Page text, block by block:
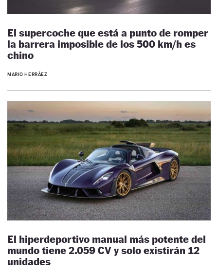
El supercoche que está a punto de romper
la barrera imposible de los 500 km/h es
chino
MARIO HERRÁEZ
El hiperdeportivo manual más potente del
mundo tiene 2.059 CV y solo existirán 12
unidades